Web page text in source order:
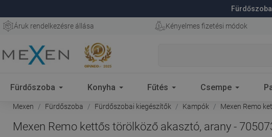
Áruk rendelkezésre állása Kényelmes fizetési módok
Fürdőszoba Konyha Fűtés Csempe
Mexen Fürdőszoba Fürdőszobai kiegészítők Kampók Mexen Remo
Mexen Remo kettős törölköző akasztó, arany -